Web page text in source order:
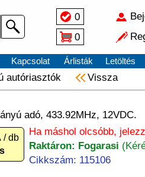
0
0
Kapcsolat Árlisták Letöltés
autóriasztók Vissza
adó, 433.92MHz, 12VDC.
/ db
Ha máshol olcsóbb,
Raktáron: Fogarasi
Cikkszám: 115106